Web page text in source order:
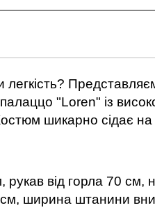
легкість?
"Loren" із
шикарно сідає
від горла 70 см,
ширина штанини